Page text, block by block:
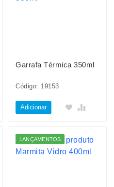
Garrafa Térmica 350ml
Código: 19153
Adicionar
LANÇAMENTOS